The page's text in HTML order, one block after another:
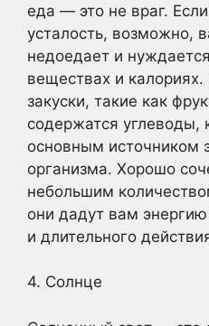
еда — это не враг.
усталость, возможно,
недоедает и
веществах и
закуски, такие как
содержатся углеводы,
основным источником
организма. Хорошо
небольшим
они дадут вам
и длительного
4. Солнце